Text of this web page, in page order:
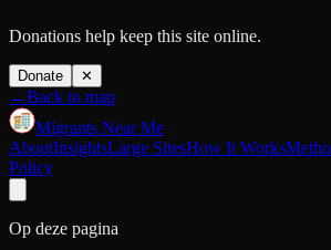
Donations help keep this site online.
Donate ✕
←Back to map
Migrants Near Me
AboutInsightsLarge SitesHow It Works
Policy
Op deze pagina